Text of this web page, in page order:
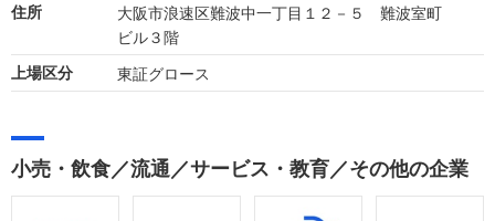
住所
大阪市浪速区難波中一丁目１２－５ 難波室町
ビル３階
上場区分 東証グロース
小売・飲食／流通／サービス・教育／その他の企業